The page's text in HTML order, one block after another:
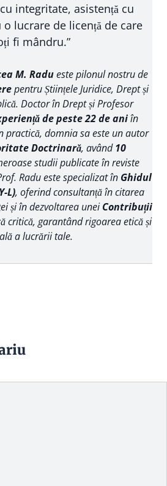
integritate, asistență cu
lucrare de licență de care
fi mândru.”
M. Radueste pilonul nostru de
pentru Științele Juridice, Drept și
Doctor în Drept și Profesor
de peste 22 de aniîn
practică, domnia sa este un autor
Doctrinară, având10
studii publicate în reviste
Radu este specializat în Ghidul
L), oferind consultanță în citarea
și în dezvoltarea unei Contribuții
critică, garantând rigoarea etică și
a lucrării tale.